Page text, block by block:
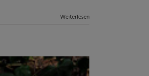
Weiterlesen